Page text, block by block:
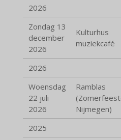
2026
Zondag 13
december
2026
Kulturhus
muziekcafé
2026
Woensdag
22 juli
2026
Ramblas
Nijmegen)
2025